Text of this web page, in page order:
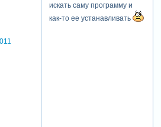
искать саму программу и
как-то ее устанавливать